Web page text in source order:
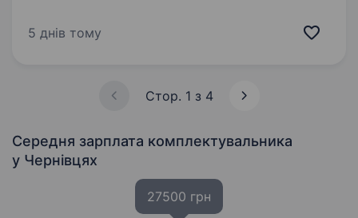
приймальника-відправника вантажного
5 днів тому
Стор. 1 з 4
Середня зарплата комплектувальника
у Чернівцях
27500 грн